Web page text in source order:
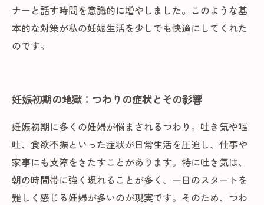
ナーと話す時間を意識的に増やしました。このような基
本的な対策が私の妊娠生活を少しでも快適にしてくれた
のです。
妊娠初期の地獄：つわりの症状とその影響
妊娠初期に多くの妊婦が悩まされるつわり。吐き気や嘔
吐、食欲不振といった症状が日常生活を圧迫し、仕事や
家事にも支障をきたすことがあります。特に吐き気は、
朝の時間帯に強く現れることが多く、一日のスタートを
難しく感じる妊婦が多いのが現実です。そのため、つわ